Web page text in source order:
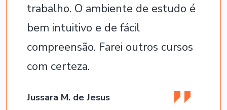
trabalho. O ambiente de estudo é
bem intuitivo e de fácil
compreensão. Farei outros cursos
com certeza.
Jussara M. de Jesus